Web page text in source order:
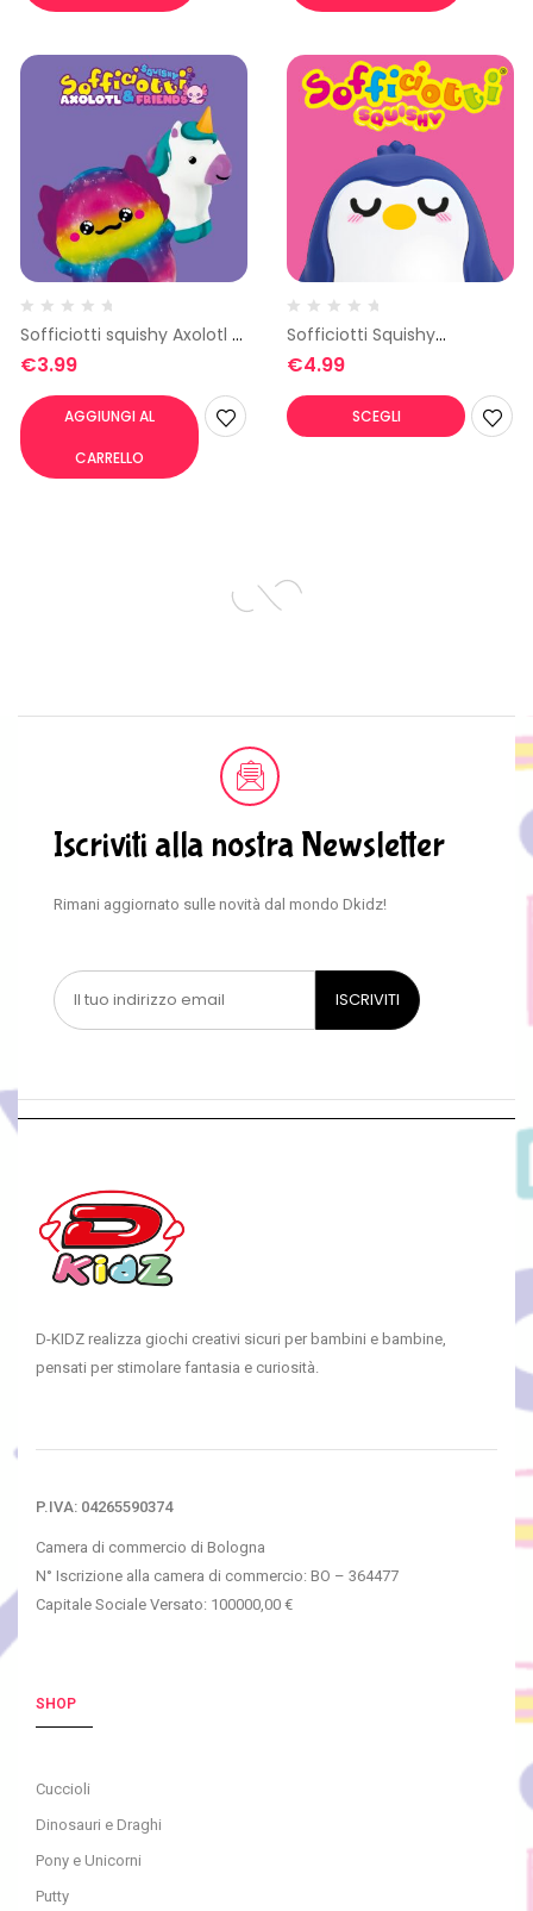
Sofficiotti squishy Axolotl &
Friends
€3.99
AGGIUNGI AL
CARRELLO
Sofficiotti Squishy
Morbidissimi 2
€4.99
SCEGLI
Iscriviti alla nostra Newsletter
Rimani aggiornato sulle novità dal mondo Dkidz!
D-KIDZ realizza giochi creativi sicuri per bambini e bambine,
pensati per stimolare fantasia e curiosità.
P.IVA: 04265590374
Camera di commercio di Bologna
N° Iscrizione alla camera di commercio: BO – 364477
Capitale Sociale Versato: 100000,00 €
SHOP
Cuccioli
Dinosauri e Draghi
Pony e Unicorni
Putty